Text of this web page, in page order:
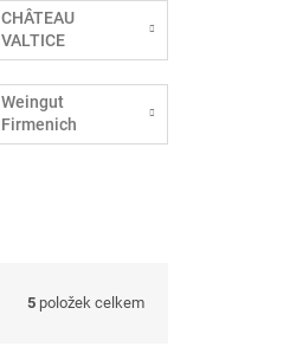
CHÂTEAU
VALTICE
Weingut
Firmenich
5 položek celkem